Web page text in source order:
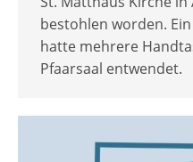
bestohlen worden.
hatte mehrere
Pfaarsaal entwendet.